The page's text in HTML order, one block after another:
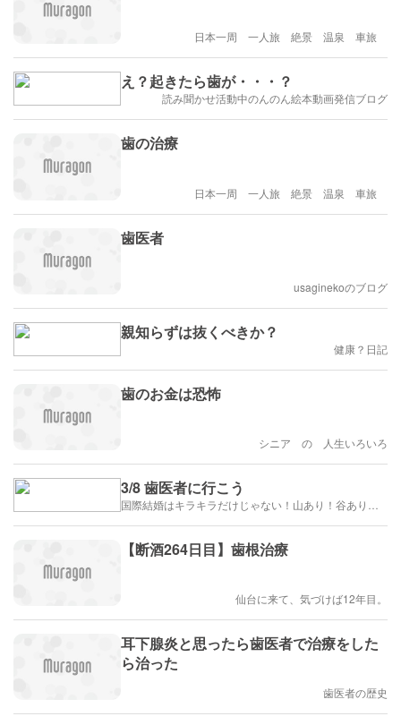
日本一周 一人旅 絶景 温泉 車旅
え？起きたら歯が・・・？
読み聞かせ活動中のんのん絵本動画発信ブログ
歯の治療
日本一周 一人旅 絶景 温泉 車旅
歯医者
usaginekoのブログ
親知らずは抜くべきか？
健康？日記
歯のお金は恐怖
シニア の 人生いろいろ
3/8 歯医者に行こう
【断酒264日目】歯根治療
仙台に来て、気づけば12年目。
耳下腺炎と思ったら歯医者で治療をした
ら治った
歯医者の歴史